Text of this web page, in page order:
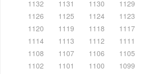
1132
1131 1130 1129
1126
1125 1124 1123
1120
1119 1118 1117
1114
1113 1112 1111
1108
1107 1106 1105
1102
1101 1100 1099